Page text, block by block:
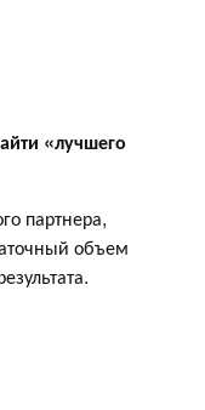
«лучшего
партнера,
объем